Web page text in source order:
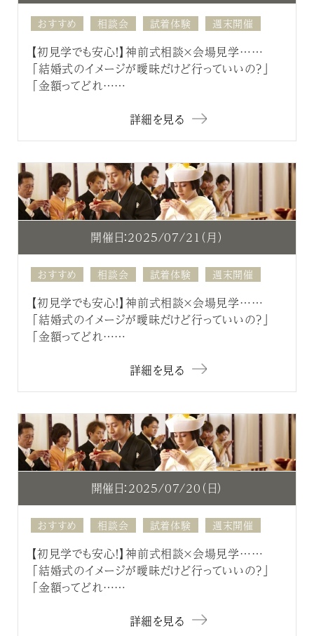
おすすめ 相談会 試着体験 週末開催
【初見学でも安心！】神前式相談×会場見学……
「結婚式のイメージが曖昧だけど行っていいの？」
「金額ってどれ……
詳細を見る
開催日：2025/07/21（月）
おすすめ 相談会 試着体験 週末開催
【初見学でも安心！】神前式相談×会場見学……
「結婚式のイメージが曖昧だけど行っていいの？」
「金額ってどれ……
詳細を見る
開催日：2025/07/20（日）
おすすめ 相談会 試着体験 週末開催
【初見学でも安心！】神前式相談×会場見学……
「結婚式のイメージが曖昧だけど行っていいの？」
「金額ってどれ……
詳細を見る